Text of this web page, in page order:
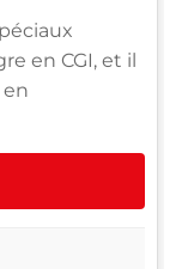
en CGI, et il
en